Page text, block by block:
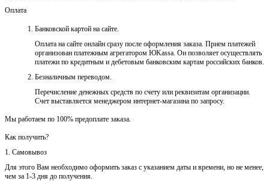
Оплата
Банковской картой на сайте.
Оплата на сайте онлайн сразу после оформления заказа. Прием платежей
организован платежным агрегатором ЮKassa. Он позволяет осуществлять
платежи по кредитным и дебетовым банковским картам российских банков.
Безналичным переводом.
Перечисление денежных средств по счету или реквизитам организации.
Счет выставляется менеджером интернет-магазина по запросу.
Мы работаем по 100% предоплате заказа.
Как получить?
1. Самовывоз
Для этого Вам необходимо оформить заказ с указанием даты и времени, но не менее,
чем за 1-3 дня до получения.